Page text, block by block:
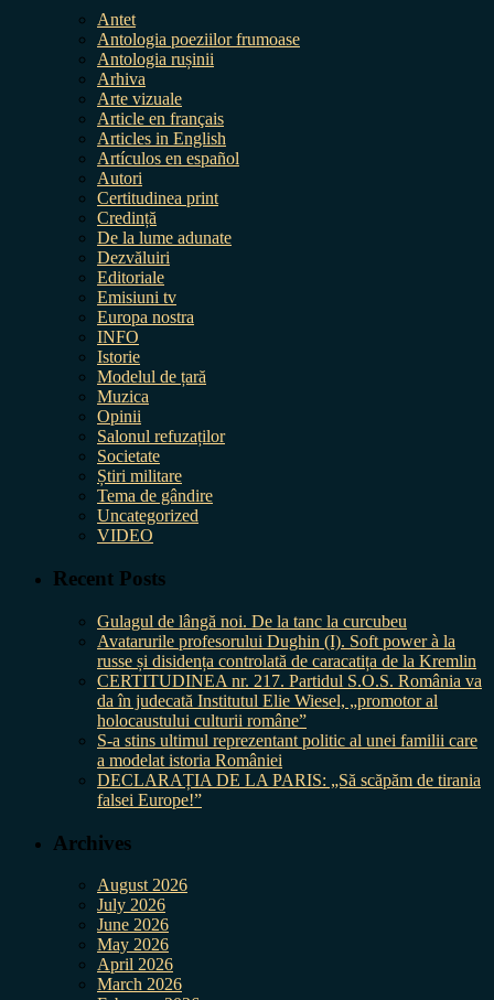
Antet
Antologia poeziilor frumoase
Antologia rușinii
Arhiva
Arte vizuale
Article en français
Articles in English
Artículos en español
Autori
Certitudinea print
Credință
De la lume adunate
Dezvăluiri
Editoriale
Emisiuni tv
Europa nostra
INFO
Istorie
Modelul de țară
Muzica
Opinii
Salonul refuzaților
Societate
Știri militare
Tema de gândire
Uncategorized
VIDEO
Recent Posts
Gulagul de lângă noi. De la tanc la curcubeu
Avatarurile profesorului Dughin (I). Soft power à la
russe și disidența controlată de caracatița de la Kremlin
CERTITUDINEA nr. 217. Partidul S.O.S. România va
da în judecată Institutul Elie Wiesel, „promotor al
holocaustului culturii române”
S-a stins ultimul reprezentant politic al unei familii care
a modelat istoria României
DECLARAȚIA DE LA PARIS: „Să scăpăm de tirania
falsei Europe!”
Archives
August 2026
July 2026
June 2026
May 2026
April 2026
March 2026